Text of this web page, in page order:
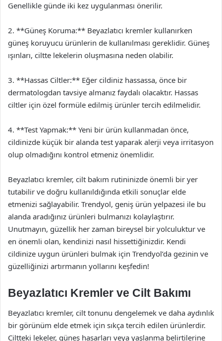
Genellikle günde iki kez uygulanması önerilir.
2. **Güneş Koruma:** Beyazlatıcı kremler kullanırken
güneş koruyucu ürünlerin de kullanılması gereklidir. Güneş
ışınları, ciltte lekelerin oluşmasına neden olabilir.
3. **Hassas Ciltler:** Eğer cildiniz hassassa, önce bir
dermatologdan tavsiye almanız faydalı olacaktır. Hassas
ciltler için özel formüle edilmiş ürünler tercih edilmelidir.
4. **Test Yapmak:** Yeni bir ürün kullanmadan önce,
cildinizde küçük bir alanda test yaparak alerji veya irritasyon
olup olmadığını kontrol etmeniz önemlidir.
Beyazlatıcı kremler, cilt bakım rutininizde önemli bir yer
tutabilir ve doğru kullanıldığında etkili sonuçlar elde
etmenizi sağlayabilir. Trendyol, geniş ürün yelpazesi ile bu
alanda aradığınız ürünleri bulmanızı kolaylaştırır.
Unutmayın, güzellik her zaman bireysel bir yolculuktur ve
en önemli olan, kendinizi nasıl hissettiğinizdir. Kendi
cildinize uygun ürünleri bulmak için Trendyol’da gezinin ve
güzelliğinizi artırmanın yollarını keşfedin!
Beyazlatıcı Kremler ve Cilt Bakımı
Beyazlatıcı kremler, cilt tonunu dengelemek ve daha aydınlık
bir görünüm elde etmek için sıkça tercih edilen ürünlerdir.
Ciltteki lekeler, güneş hasarları veya yaşlanma belirtilerine